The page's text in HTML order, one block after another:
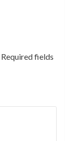
Required fields